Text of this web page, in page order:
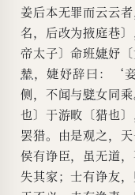
况之女〕同
三代〔夏商
侧，不闻与
改容。楚庄
畋〔猎也〕
庄王感焉，
之，天子有
其天下；诸
姜后本无罪而云云
名，后改为掖庭巷〕
帝太子〕命班婕妤
辇，婕妤辞曰：‘
侧，不闻与嬖女同
也〕于游畋〔猎也
罢猎。由是观之，
侯有诤臣，虽无道
失其家；士有诤友